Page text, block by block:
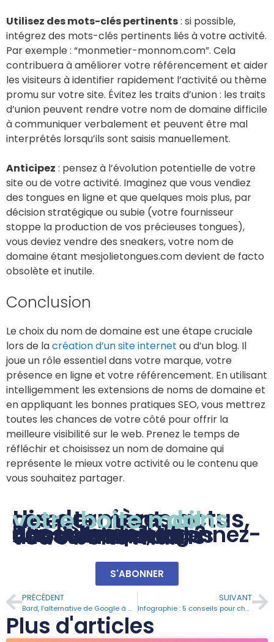
Utilisez des mots-clés pertinents: si possible,
intégrez des mots-clés pertinents liés à votre activité.
Par exemple : “monmetier-monnom.com”. Cela
contribuera à améliorer votre référencement et aider
les visiteurs à identifier rapidement l’activité ou thème
promu sur votre site. Évitez les traits d’union : les traits
d’union peuvent rendre votre nom de domaine difficile
à communiquer verbalement et peuvent être mal
interprétés lorsqu’ils sont saisis manuellement.
Anticipez : pensez à l’évolution potentielle de votre
site ou de votre activité. Imaginez que vous vendiez
des tongues en ligne et que quelques mois plus, par
décision stratégique ou subie (votre fournisseur
stoppe la production de vos précieuses tongues),
vous deviez vendre des sneakers, votre nom de
domaine étant mesjolietongues.com devient de facto
obsolète et inutile.
Conclusion
Le choix du nom de domaine est une étape cruciale
lors de lacréation d’un site internet ou d’un blog. Il
joue un rôle essentiel dans votre marque, votre
présence en ligne et votre référencement. En utilisant
intelligemment les extensions de noms de domaine et
en appliquant les bonnes pratiques SEO, vous mettrez
toutes les chances de votre côté pour offrir la
meilleure visibilité sur le web. Prenez le temps de
réfléchir et choisissez un nom de domaine qui
représente le mieux votre activité ou le contenu que
vous souhaitez partager.
Les dernières actus, directement
dans votre boite mail
Pas le temps de consulter le blog ? Aucun souci, abonnez-vous et recevez les dernières actus directement dans votre boite mail.
S'ABONNER
PRÉCÉDENT
Bard, l’alternative de Google à ChatGPT
SUIVANT
Infographie : 5 conseils pour choisir un nom de domaine seo-friendly
Plus d'articles